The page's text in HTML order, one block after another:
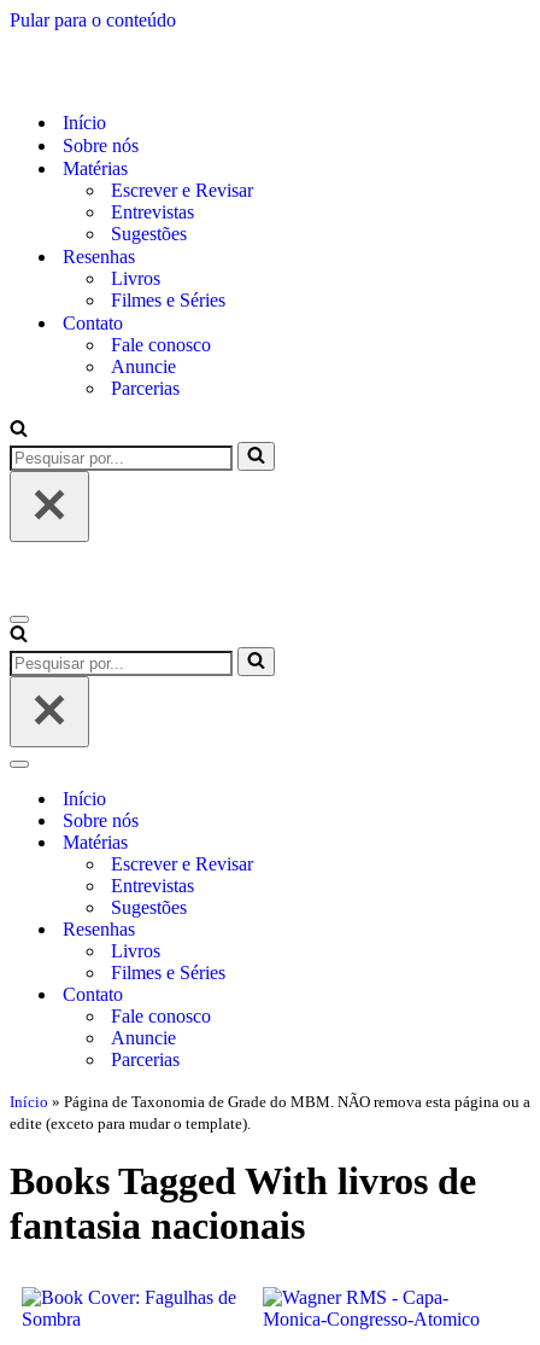
Pular para o conteúdo
Início
Sobre nós
Matérias
Escrever e Revisar
Entrevistas
Sugestões
Resenhas
Livros
Filmes e Séries
Contato
Fale conosco
Anuncie
Parcerias
Início
Sobre nós
Matérias
Escrever e Revisar
Entrevistas
Sugestões
Resenhas
Livros
Filmes e Séries
Contato
Fale conosco
Anuncie
Parcerias
Início » Página de Taxonomia de Grade do MBM. NÃO remova esta página ou a
edite (exceto para mudar o template).
Books Tagged With livros de
fantasia nacionais